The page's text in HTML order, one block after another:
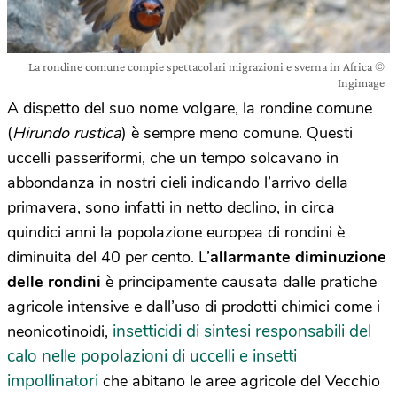
La rondine comune compie spettacolari migrazioni e sverna in Africa ©
Ingimage
A dispetto del suo nome volgare, la rondine comune
(Hirundo rustica) è sempre meno comune. Questi
uccelli passeriformi, che un tempo solcavano in
abbondanza in nostri cieli indicando l’arrivo della
primavera, sono infatti in netto declino, in circa
quindici anni la popolazione europea di rondini è
diminuita del 40 per cento. L’allarmante diminuzione
delle rondini è principamente causata dalle pratiche
agricole intensive e dall’uso di prodotti chimici come i
neonicotinoidi, insetticidi di sintesi responsabili del
calo nelle popolazioni di uccelli e insetti
impollinatori che abitano le aree agricole del Vecchio